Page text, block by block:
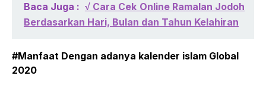
Baca Juga : √ Cara Cek Online Ramalan Jodoh
Berdasarkan Hari, Bulan dan Tahun Kelahiran
#Manfaat Dengan adanya kalender islam Global
2020